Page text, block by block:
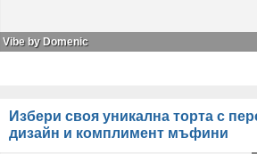
Vibe by Domenic
Избери своя уникална торта с
дизайн и комплимент мъфини